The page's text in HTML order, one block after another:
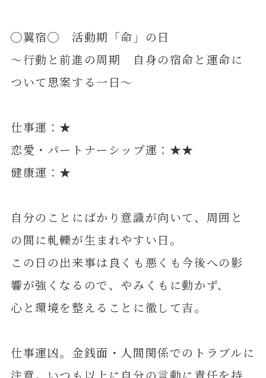
◯翼宿◯ 活動期「命」の日
～行動と前進の周期 自身の宿命と運命に
ついて思案する一日～
仕事運：★
恋愛・パートナーシップ運：★★
健康運：★
自分のことにばかり意識が向いて、周囲と
の間に軋轢が生まれやすい日。
この日の出来事は良くも悪くも今後への影
響が強くなるので、やみくもに動かず、
心と環境を整えることに徹して吉。
仕事運凶。金銭面・人間関係でのトラブルに
注意。いつも以上に自分の言動に責任を持